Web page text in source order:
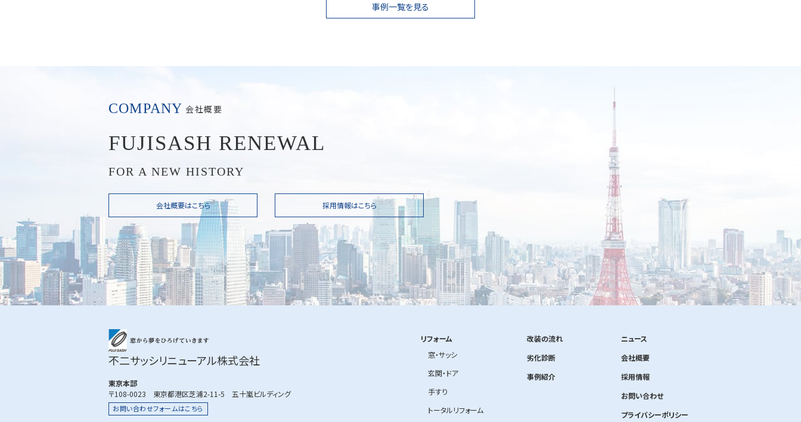
事例一覧を見る
COMPANY 会社概要
FUJISASH RENEWAL
FOR A NEW HISTORY
会社概要はこちら 採用情報はこちら
不二サッシリニューアル株式会社
リフォーム
窓・サッシ
玄関・ドア
手すり
トータルリフォーム
改装の流れ
劣化診断
事例紹介
ニュース
会社概要
採用情報
お問い合わせ
プライバシーポリシー
東京本部
〒108-0023 東京都港区芝浦2-11-5 五十嵐ビルディング
お問い合わせフォームはこちら